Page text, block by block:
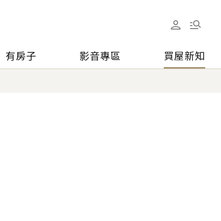
有房子 影音專區 買屋新知